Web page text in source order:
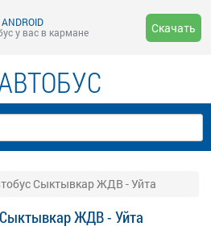
у вас в кармане
Скачать
Сыктывкар ЖДВ - Уйта
ЖДВ - Уйта